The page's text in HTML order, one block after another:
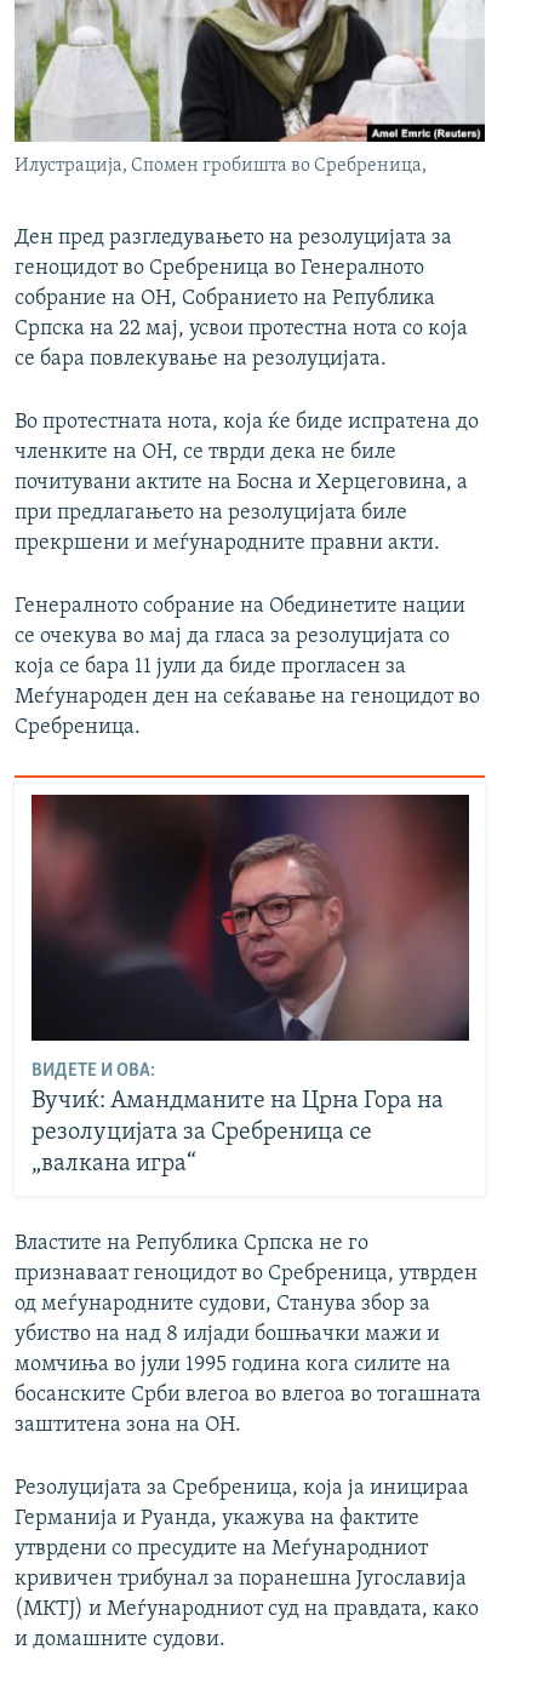
РСЕ веб страници
Илустрација, Спомен гробишта во Сребреница,
Ден пред разгледувањето на резолуцијата за
геноцидот во Сребреница во Генералното
собрание на ОН, Собранието на Република
Српска на 22 мај, усвои протестна нота со која
се бара повлекување на резолуцијата.
Во протестната нота, која ќе биде испратена до
членките на ОН, се тврди дека не биле
почитувани актите на Босна и Херцеговина, а
при предлагањето на резолуцијата биле
прекршени и меѓународните правни акти.
Генералното собрание на Обединетите нации
се очекува во мај да гласа за резолуцијата со
која се бара 11 јули да биде прогласен за
Меѓународен ден на сеќавање на геноцидот во
Сребреница.
ВИДЕТЕ И ОВА:
Вучиќ: Амандманите на Црна Гора на
резолуцијата за Сребреница се
„валкана игра“
Властите на Република Српска не го
признаваат геноцидот во Сребреница, утврден
од меѓународните судови, Станува збор за
убиство на над 8 илјади бошњачки мажи и
момчиња во јули 1995 година кога силите на
босанските Срби влегоа во влегоа во тогашната
заштитена зона на ОН.
Резолуцијата за Сребреница, која ја иницираа
Германија и Руанда, укажува на фактите
утврдени со пресудите на Меѓународниот
кривичен трибунал за поранешна Југославија
(МКТЈ) и Меѓународниот суд на правдата, како
и домашните судови.